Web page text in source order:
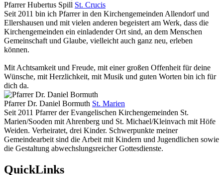
Pfarrer Hubertus Spill St. Crucis
Seit 2011 bin ich Pfarrer in den Kirchengemeinden Allendorf und
Ellershausen und mit vielen anderen begeistert am Werk, dass die
Kirchengemeinden ein einladender Ort sind, an dem Menschen
Gemeinschaft und Glaube, vielleicht auch ganz neu, erleben
können.
Mit Achtsamkeit und Freude, mit einer großen Offenheit für deine
Wünsche, mit Herzlichkeit, mit Musik und guten Worten bin ich für
dich da.
Pfarrer Dr. Daniel Bormuth St. Marien
Seit 2011 Pfarrer der Evangelischen Kirchengemeinden St.
Marien/Sooden mit Ahrenberg und St. Michael/Kleinvach mit Höfe
Weiden. Verheiratet, drei Kinder. Schwerpunkte meiner
Gemeindearbeit sind die Arbeit mit Kindern und Jugendlichen sowie
die Gestaltung abwechslungsreicher Gottesdienste.
QuickLinks